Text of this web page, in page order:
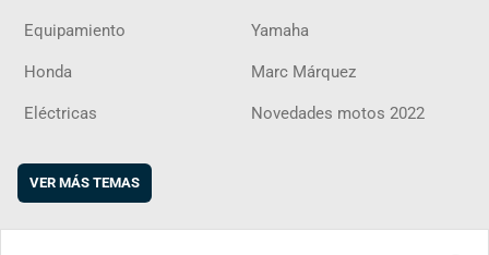
Equipamiento Yamaha
Honda Marc Márquez
Eléctricas Novedades motos 2022
VER MÁS TEMAS